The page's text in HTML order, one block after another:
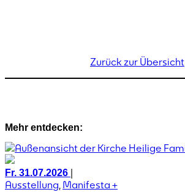
Zurück zur Übersicht
Mehr entdecken:
Fr. 31.07.2026 |
Ausstellung Manifesta +